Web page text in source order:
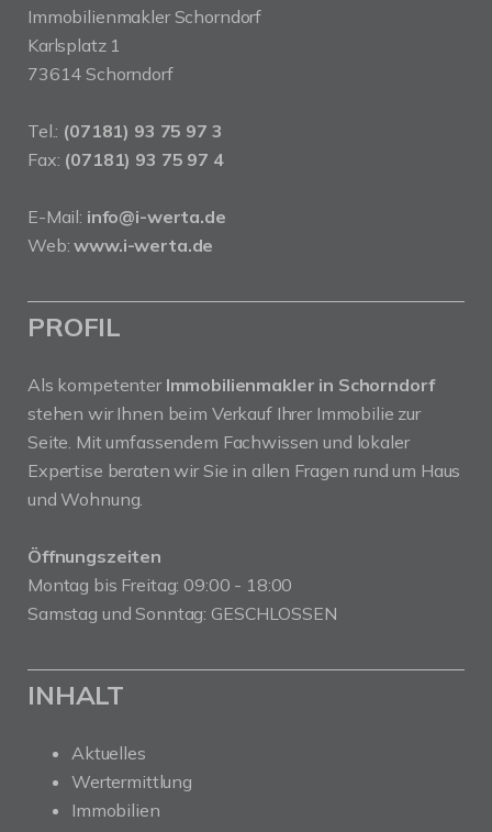
Immobilienmakler Schorndorf
Karlsplatz 1
73614 Schorndorf
Tel.: (07181) 93 75 97 3
Fax: (07181) 93 75 97 4
E-Mail: info@i-werta.de
Web:www.i-werta.de
PROFIL
Als kompetenter Immobilienmakler in Schorndorf
stehen wir Ihnen beim Verkauf Ihrer Immobilie zur
Seite. Mit umfassendem Fachwissen und lokaler
Expertise beraten wir Sie in allen Fragen rund um Haus
und Wohnung.
Öffnungszeiten
Montag bis Freitag: 09:00 - 18:00
Samstag und Sonntag: GESCHLOSSEN
INHALT
Aktuelles
Wertermittlung
Immobilien